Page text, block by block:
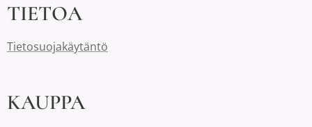
TIETOA
Tietosuojakäytäntö
KAUPPA